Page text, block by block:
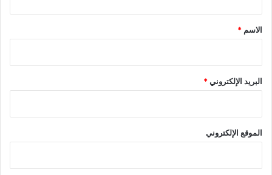
*
الاسم *
البريد الإلكتروني*
الموقع الإلكتروني